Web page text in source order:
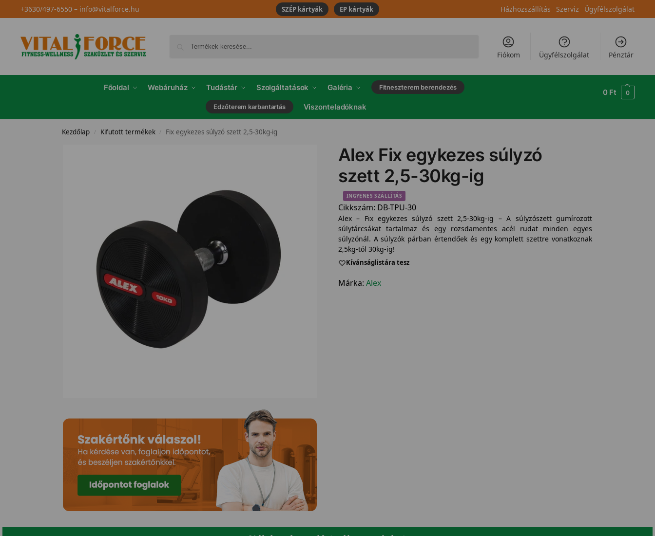
+3630/497-6550– info@vitalforce.hu SZÉP kártyák EP kártyák Házhozszállítás Szerviz Ügyfélszolgálat
Fiókom Ügyfélszolgálat Pénztár
Főoldal Webáruház Tudástár Szolgáltatások Galéria Fitneszterem berendezés
Edzőterem karbantartás Viszonteladóknak
0 Ft 0
Kezdőlap / Kifutott termékek / Fix egykezes súlyzó szett 2,5-30kg-ig
Alex Fix egykezes súlyzó
szett 2,5-30kg-ig
INGYENES SZÁLLÍTÁS
Cikkszám: DB-TPU-30
Alex – Fix egykezes súlyzó szett 2,5-30kg-ig – A súlyzószett gumírozott
súlytárcsákat tartalmaz és egy rozsdamentes acél rudat minden egyes
súlyzónál. A súlyzók párban értendőek és egy komplett szettre vonatkoznak
2,5kg-tól 30kg-ig!
Kívánságlistára tesz
Márka: Alex